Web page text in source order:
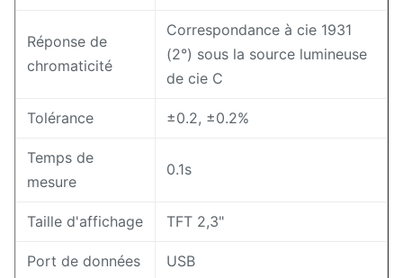
Réponse de
chromaticité
Correspondance à cie 1931
(2°) sous la source lumineuse
de cie C
Tolérance ±0.2, ±0.2%
Temps de
mesure
0.1s
Taille d'affichage TFT 2,3"
Port de données USB